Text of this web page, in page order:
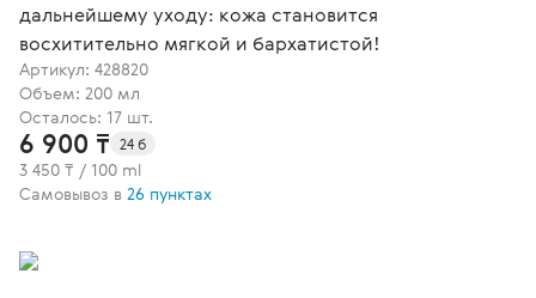
дальнейшему уходу: кожа становится
восхитительно мягкой и бархатистой!
Артикул: 428820
Объем: 200 мл
Осталось: 17 шт.
6 900 ₸ 24 б
3 450 ₸ / 100 ml
Самовывоз в 26 пунктах